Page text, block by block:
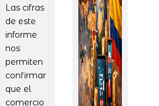
Las cifras
de este
informe
nos
permiten
confirmar
que el
comercio